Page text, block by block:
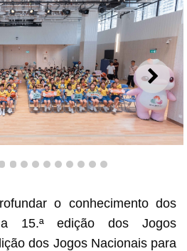
da Secção Primária da Taipa)
6 7 8 9 101112131415
o conhecimento dos
15.ª edição dos Jogos
dos Jogos Nacionais para